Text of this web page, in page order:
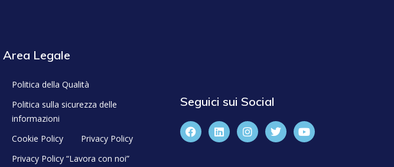
Area Legale
Politica della Qualità
Politica sulla sicurezza delle
informazioni
Cookie Policy
Privacy Policy
Privacy Policy “Lavora con noi”
Seguici sui Social